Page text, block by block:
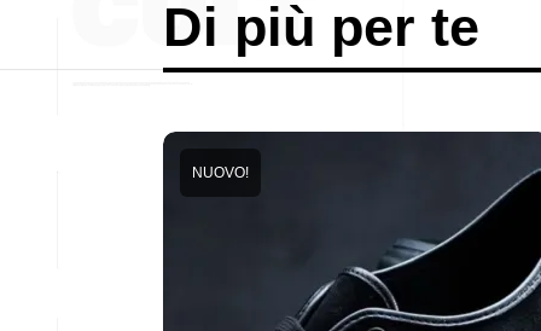
Di più per te
NUOVO!